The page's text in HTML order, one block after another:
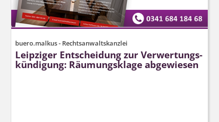
buero.malkus - Rechtsanwaltskanzlei
Leipziger Entscheidung zur Verwertungs­
kündigung: Räumungsklage abgewiesen